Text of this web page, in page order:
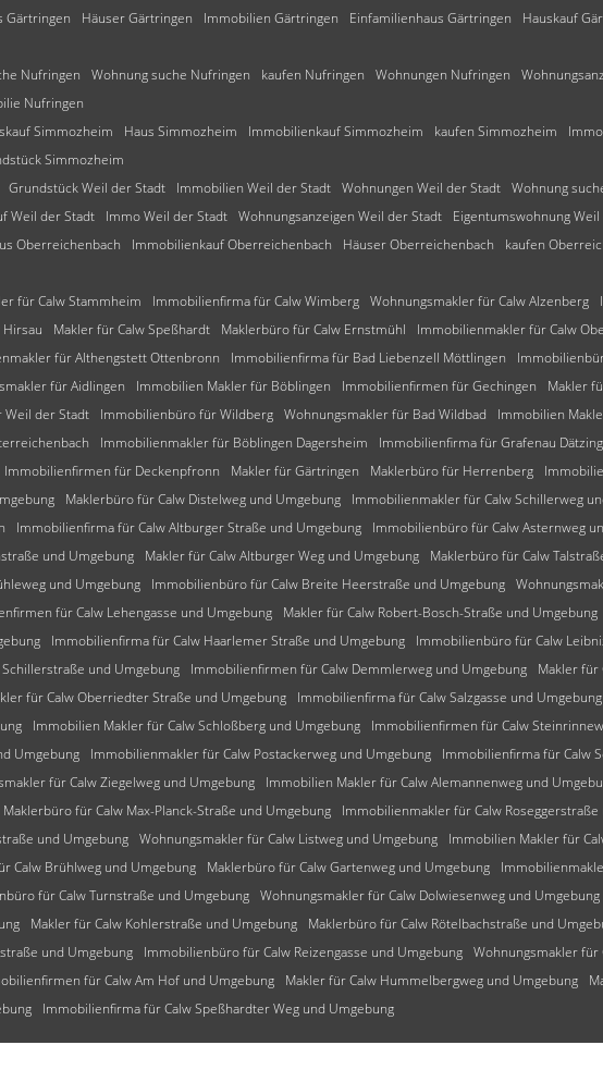
Gärtringen Häuser Gärtringen Immobilien Gärtringen Einfamilienhaus Gärtringen Hauskauf
Nufringen Wohnung suche Nufringen kaufen Nufringen Wohnungen Nufringen
Nufringen
Simmozheim Haus Simmozheim Immobilienkauf Simmozheim kaufen Simmozheim
Simmozheim
Grundstück Weil der Stadt Immobilien Weil der Stadt Wohnungen Weil der Stadt Wohnung
Weil der Stadt Immo Weil der Stadt Wohnungsanzeigen Weil der Stadt
Eigentumswohnung
Oberreichenbach Immobilienkauf Oberreichenbach Häuser Oberreichenbach kaufen
für Calw Stammheim Immobilienfirma für Calw Wimberg Wohnungsmakler für Calw Alzenberg
Makler für Calw Speßhardt Maklerbüro für Calw Ernstmühl Immobilienmakler für Calw
für Althengstett Ottenbronn Immobilienfirma für Bad Liebenzell Möttlingen
für Aidlingen Immobilien Makler für Böblingen Immobilienfirmen für Gechingen Makler
der Stadt Immobilienbüro für Wildberg Wohnungsmakler für Bad Wildbad Immobilien
Immobilienmakler für Böblingen Dagersheim Immobilienfirma für Grafenau
Immobilienfirmen für Deckenpfronn Makler für Gärtringen Maklerbüro für Herrenberg
Maklerbüro für Calw Distelweg und Umgebung Immobilienmakler für Calw Schillerweg
Immobilienfirma für Calw Altburger Straße und Umgebung Immobilienbüro für Calw Asternweg
und Umgebung Makler für Calw Altburger Weg und Umgebung Maklerbüro für Calw
und Umgebung Immobilienbüro für Calw Breite Heerstraße und Umgebung
für Calw Lehengasse und Umgebung Makler für Calw Robert-Bosch-Straße und Umgebung
Immobilienfirma für Calw Haarlemer Straße und Umgebung Immobilienbüro für Calw
und Umgebung Immobilienfirmen für Calw Demmlerweg und Umgebung
Makler für
für Calw Oberriedter Straße und Umgebung Immobilienfirma für Calw Salzgasse und Umgebung
Immobilien Makler für Calw Schloßberg und Umgebung Immobilienfirmen für Calw
Umgebung Immobilienmakler für Calw Postackerweg und Umgebung
Immobilienfirma für Calw
für Calw Ziegelweg und Umgebung Immobilien Makler für Calw Alemannenweg und
Maklerbüro für Calw Max-Planck-Straße und Umgebung Immobilienmakler für Calw
und Umgebung Wohnungsmakler für Calw Listweg und Umgebung
Immobilien Makler für
Calw Brühlweg und Umgebung Maklerbüro für Calw Gartenweg und Umgebung
für Calw Turnstraße und Umgebung Wohnungsmakler für Calw Dolwiesenweg und Umgebung
Makler für Calw Kohlerstraße und Umgebung Maklerbüro für Calw Rötelbachstraße und
und Umgebung Immobilienbüro für Calw Reizengasse und Umgebung Wohnungsmakler für
für Calw Am Hof und Umgebung Makler für Calw Hummelbergweg und Umgebung
Immobilienfirma für Calw Speßhardter Weg und Umgebung